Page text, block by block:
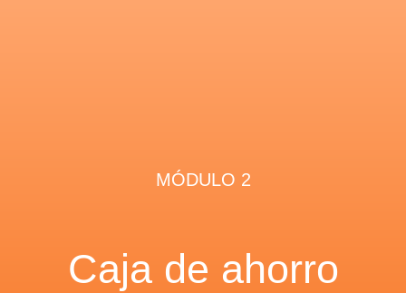
MÓDULO 2
Caja de ahorro